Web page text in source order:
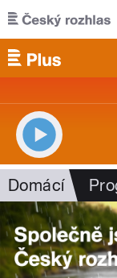
Přejít k hlavnímu
Domácí